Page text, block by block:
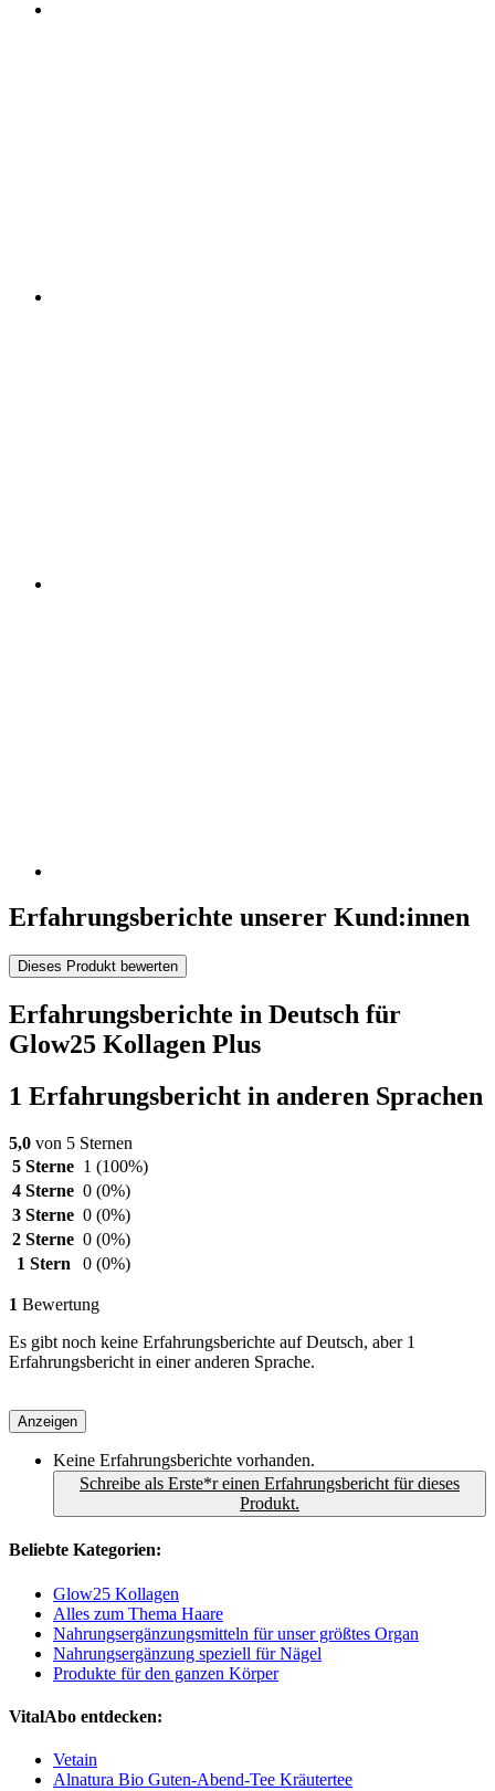
Erfahrungsberichte unserer Kund:innen
Dieses Produkt bewerten
Erfahrungsberichte in Deutsch für
Glow25 Kollagen Plus
1 Erfahrungsbericht in anderen Sprachen
5,0 von 5 Sternen
5 Sterne 1 (100%)
4 Sterne 0 (0%)
3 Sterne 0 (0%)
2 Sterne 0 (0%)
1 Stern
0 (0%)
1 Bewertung
Es gibt noch keine Erfahrungsberichte auf Deutsch, aber 1
Erfahrungsbericht in einer anderen Sprache.
Anzeigen
Keine Erfahrungsberichte vorhanden.
Schreibe als Erste*r einen Erfahrungsbericht für dieses
Produkt.
Beliebte Kategorien:
Glow25 Kollagen
Alles zum Thema Haare
Nahrungsergänzungsmitteln für unser größtes Organ
Nahrungsergänzung speziell für Nägel
Produkte für den ganzen Körper
VitalAbo entdecken:
Vetain
Alnatura Bio Guten-Abend-Tee Kräutertee